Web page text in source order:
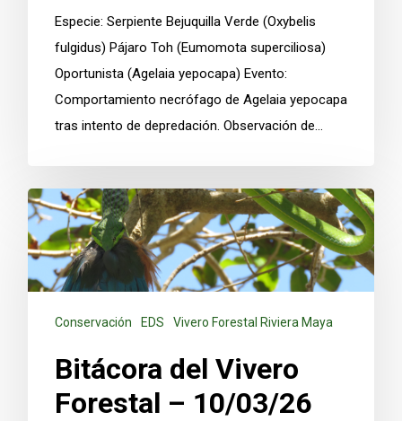
Especie: Serpiente Bejuquilla Verde (Oxybelis
fulgidus) Pájaro Toh (Eumomota superciliosa)
Oportunista (Agelaia yepocapa) Evento:
Comportamiento necrófago de Agelaia yepocapa
tras intento de depredación. Observación de…
Conservación EDS Vivero Forestal Riviera Maya
Bitácora del Vivero
Forestal – 10/03/26